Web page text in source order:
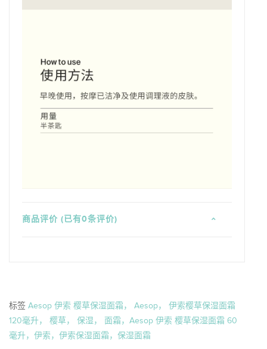
商品评价 (已有0条评价)
标签 Aesop 伊索 樱草保湿面霜， Aesop， 伊索樱草保湿面霜
120毫升， 樱草， 保湿， 面霜，Aesop 伊索 樱草保湿面霜 60
毫升，伊索，伊索保湿面霜，保湿面霜